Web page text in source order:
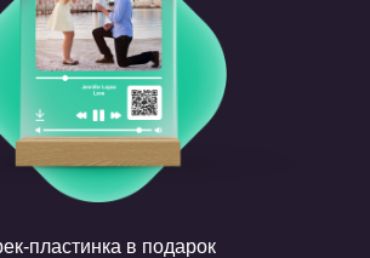
пластинка в подарок